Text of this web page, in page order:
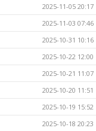
2025-11-05 20:17
2025-11-03 07:46
2025-10-31 10:16
2025-10-22 12:00
2025-10-21 11:07
2025-10-20 11:51
2025-10-19 15:52
2025-10-18 20:23